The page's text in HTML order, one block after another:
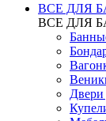
ВСЕ ДЛЯ
ВСЕ ДЛЯ
Двери